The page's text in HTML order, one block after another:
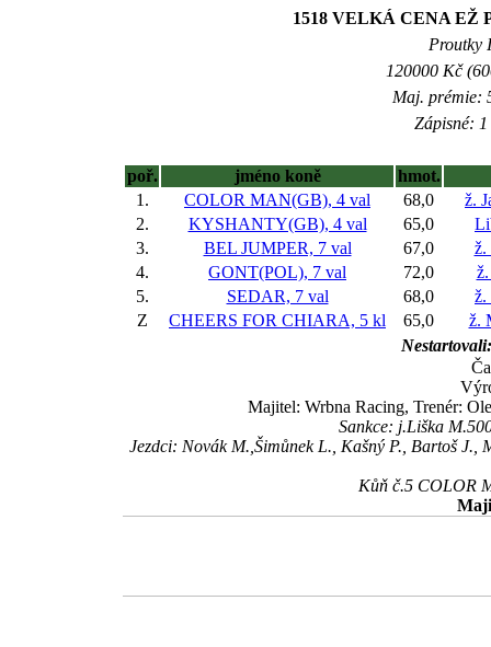
1518 VELKÁ CENA EŽ
Proutky
120000 Kč
Maj. prémie:
Zápisné:
poř. jméno koně
hmot.
1.
COLOR MAN(GB), 4 val 68,0
ž.
2.
KYSHANTY(GB), 4 val 65,0
3.
BEL JUMPER, 7 val 67,0
ž.
4.
GONT(POL), 7 val 72,0
5.
SEDAR, 7 val 68,0
ž.
Z
CHEERS FOR CHIARA, 5 kl 65,0
ž.
Nestartovali:
Majitel: Wrbna Racing, Trenér:
Sankce: j.Liška
Jezdci: Novák M.,Šimůnek L., Kašný P., Bartoš J.,
Kůň č.5 COLOR